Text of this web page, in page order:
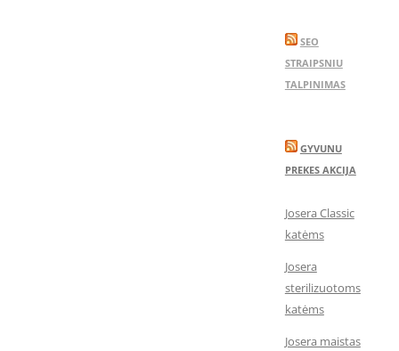
SEO
STRAIPSNIU
TALPINIMAS
GYVUNU
PREKES AKCIJA
Josera Classic
katėms
Josera
sterilizuotoms
katėms
Josera maistas